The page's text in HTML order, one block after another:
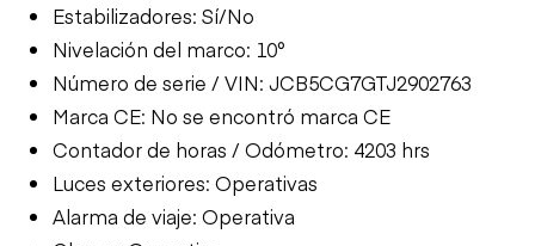
Estabilizadores: Sí/No
Nivelación del marco: 10°
Número de serie / VIN: JCB5CG7GTJ2902763
Marca CE: No se encontró marca CE
Contador de horas / Odómetro: 4203 hrs
Luces exteriores: Operativas
Alarma de viaje: Operativa